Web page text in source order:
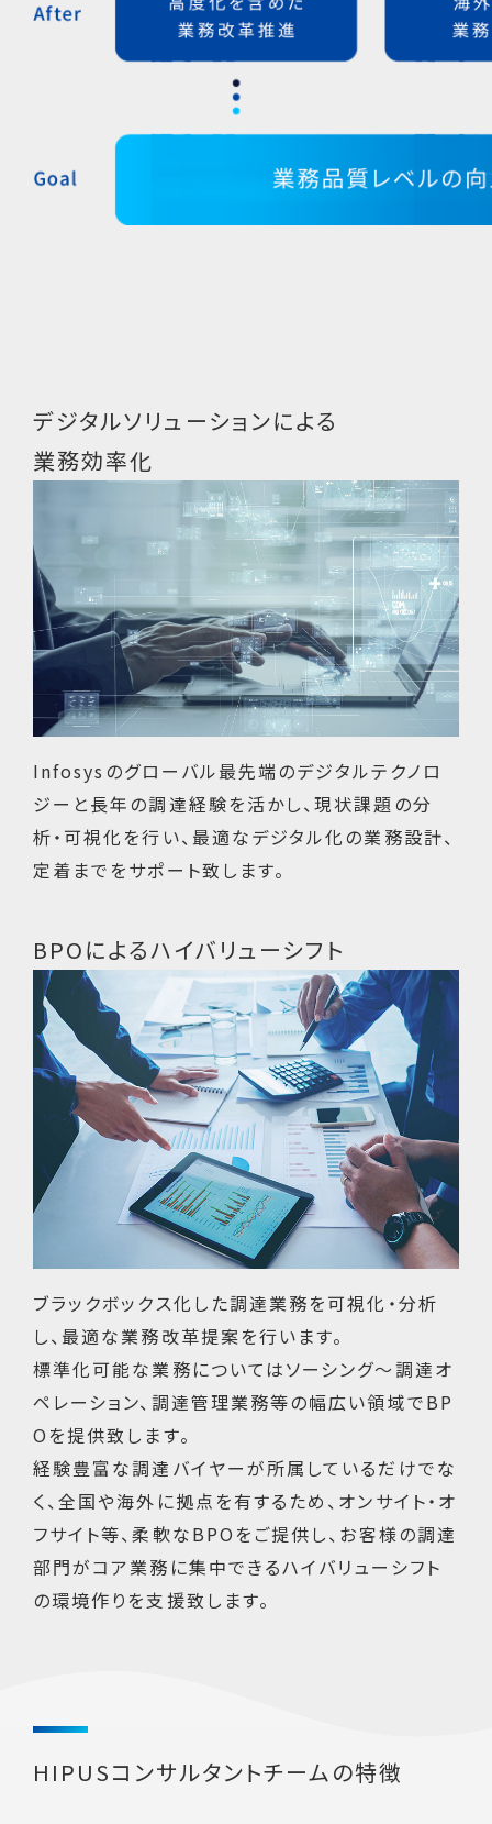
デジタルソリューションによる
業務効率化
Infosysのグローバル最先端のデジタルテクノロ
ジーと長年の調達経験を活かし、現状課題の分
析・可視化を行い、最適なデジタル化の業務設計、
定着までをサポート致します。
BPOによるハイバリューシフト
ブラックボックス化した調達業務を可視化・分析
し、最適な業務改革提案を行います。
標準化可能な業務についてはソーシング～調達オ
ペレーション、調達管理業務等の幅広い領域でBP
Oを提供致します。
経験豊富な調達バイヤーが所属しているだけでな
く、全国や海外に拠点を有するため、オンサイト・オ
フサイト等、柔軟なBPOをご提供し、お客様の調達
部門がコア業務に集中できるハイバリューシフト
の環境作りを支援致します。
HIPUSコンサルタントチームの特徴